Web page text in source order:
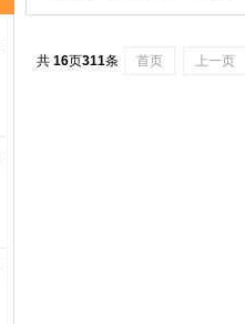
共 16页311条 首页 上一页